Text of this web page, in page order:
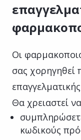
Οι
σας χορηγηθεί
Θα χρειαστεί
κωδικούς